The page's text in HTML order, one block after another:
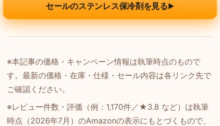
セールのステンレス保冷剤を見る▶
※本記事の価格・キャンペーン情報は執筆時点のもので
す。最新の価格・在庫・仕様・セール内容は各リンク先で
ご確認ください。
※レビュー件数・評価（例：1,170件／★3.8 など）は執筆
時点（2026年7月）のAmazonの表示にもとづくもので、